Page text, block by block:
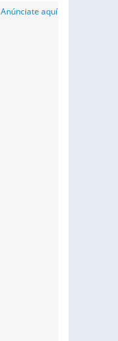
Anúnciate aquí